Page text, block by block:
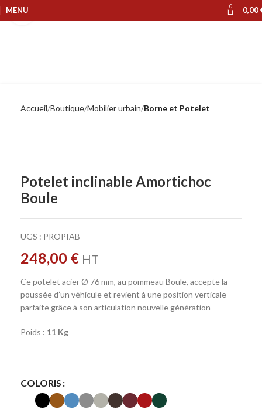
MENU 0 0,00
Accueil Boutique Mobilier urbain Borne et Potelet
Potelet inclinable Amortichoc
Boule
UGS : PROPIAB
248,00 € HT
Ce potelet acier Ø 76 mm, au pommeau Boule, accepte la
poussée d’un véhicule et revient à une position verticale
parfaite grâce à son articulation nouvelle génération
Poids : 11 Kg
COLORIS